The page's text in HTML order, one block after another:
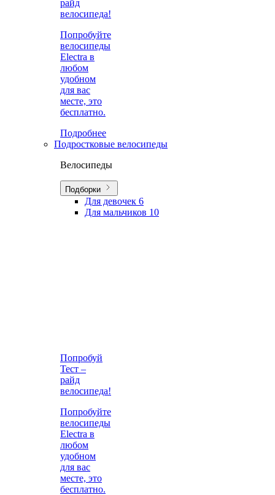
райд
велосипеда!
Попробуйте
велосипеды
Electra в
любом
удобном
для вас
месте, это
бесплатно.
Подробнее
Подростковые велосипеды
Велосипеды
Подборки
Для девочек 6
Для мальчиков 10
Попробуй
Тест –
райд
велосипеда!
Попробуйте
велосипеды
Electra в
любом
удобном
для вас
месте, это
бесплатно.